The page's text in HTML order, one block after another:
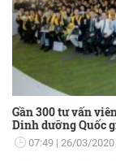
Gần 300 tư vấn
Dinh dưỡng Quốc
07:49 26/03/2020